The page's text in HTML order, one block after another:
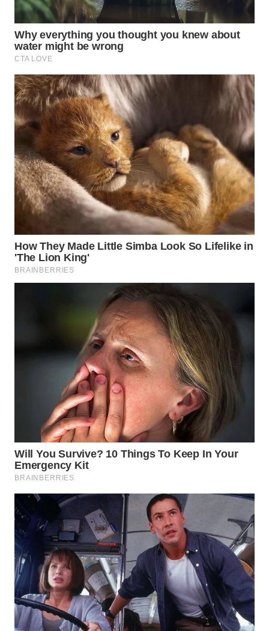
WN
KARAWANG
BEKASI
WN
BOGOR
WN
DEPOK
WN
TAPANULI
WN
SAMOSIR
WN
CIANJUR
WN
KEPULAUAN
SERIBU
TANGERANG
BINJAI
WN
CIREBON